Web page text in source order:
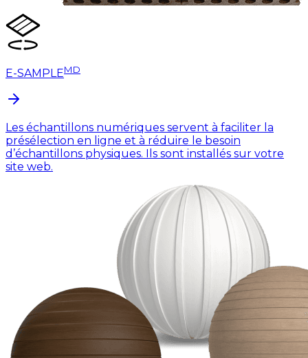
E-SAMPLEMD
Les échantillons numériques servent à faciliter la
présélection en ligne et à réduire le besoin
d’échantillons physiques. Ils sont installés sur votre
site web.